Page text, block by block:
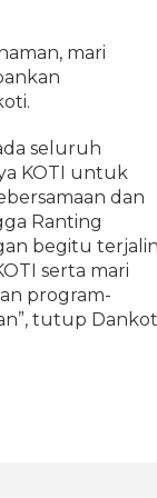
mari
seluruh
KOTI untuk
dan
Ranting
begitu terjalin
serta mari
program-
tutup